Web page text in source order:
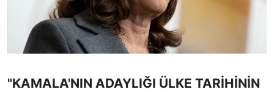
"KAMALA'NIN ADAYLIĞI ÜLKE TARİHİNİN